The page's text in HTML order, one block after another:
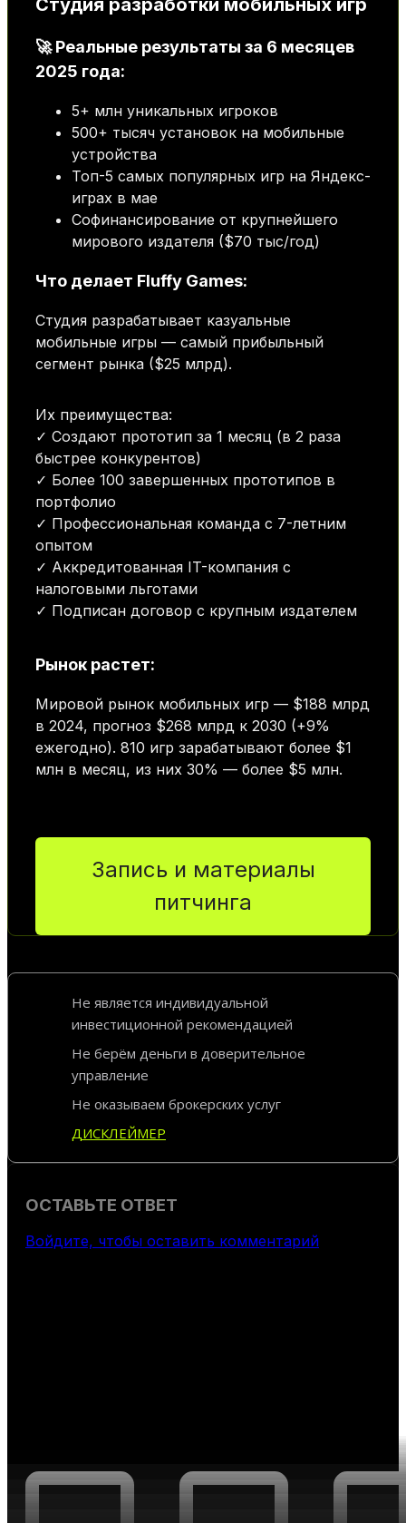
🚀 Реальные результаты за 6 месяцев
2025 года:
5+ млн уникальных игроков
500+ тысяч установок на мобильные
устройства
Топ-5 самых популярных игр на Яндекс-
играх в мае
Софинансирование от крупнейшего
мирового издателя ($70 тыс/год)
Что делает Fluffy Games:
Студия разрабатывает казуальные
мобильные игры — самый прибыльный
сегмент рынка ($25 млрд).
Их преимущества:
✓ Создают прототип за 1 месяц (в 2 раза
быстрее конкурентов)
✓ Более 100 завершенных прототипов в
портфолио
✓ Профессиональная команда с 7-летним
опытом
✓ Аккредитованная IT-компания с
налоговыми льготами
✓ Подписан договор с крупным издателем
Рынок растет:
Мировой рынок мобильных игр — $188 млрд
в 2024, прогноз $268 млрд к 2030 (+9%
ежегодно). 810 игр зарабатывают более $1
млн в месяц, из них 30% — более $5 млн.
Запись и материалы
питчинга
Не является индивидуальной
инвестиционной рекомендацией
Не берём деньги в доверительное
управление
Не оказываем брокерских услуг
ДИСКЛЕЙМЕР
ОСТАВЬТЕ ОТВЕТ
Войдите, чтобы оставить комментарий